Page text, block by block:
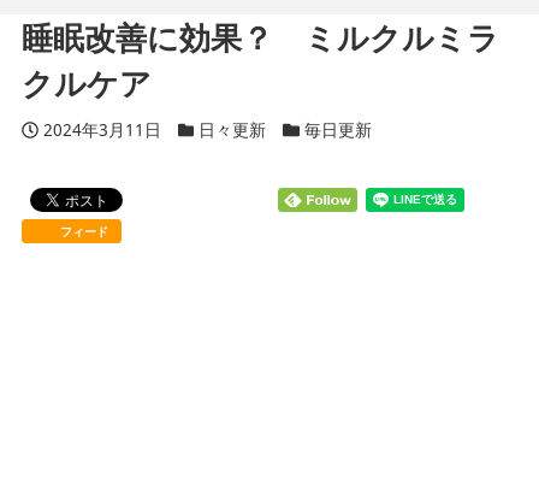
睡眠改善に効果？ ミルクルミラ
クルケア
投稿日
2024年3月11日 カテゴリー
日々更新 カテゴリー
毎日更新
フィード